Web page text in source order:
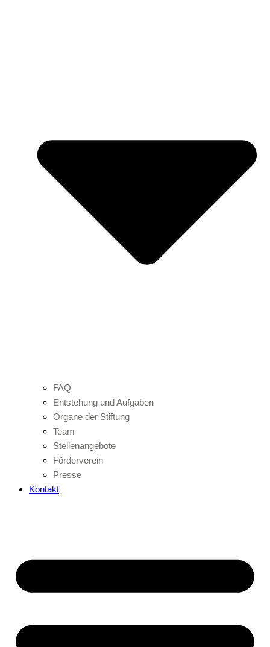
FAQ
Entstehung und Aufgaben
Organe der Stiftung
Team
Stellenangebote
Förderverein
Presse
Kontakt